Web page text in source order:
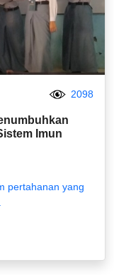
2098
Imun
pertahanan yang